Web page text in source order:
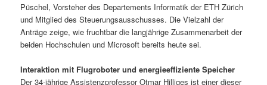
Püschel, Vorsteher des Departements Informatik der ETH Zürich
und Mitglied des Steuerungsausschusses. Die Vielzahl der
Anträge zeige, wie fruchtbar die langjährige Zusammenarbeit der
beiden Hochschulen und Microsoft bereits heute sei.
Interaktion mit Flugroboter und energieeffiziente Speicher
Der 34-jährige Assistenzprofessor Otmar Hilliges ist einer dieser